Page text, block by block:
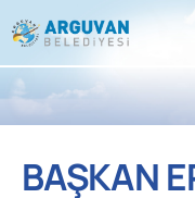
BAŞKAN